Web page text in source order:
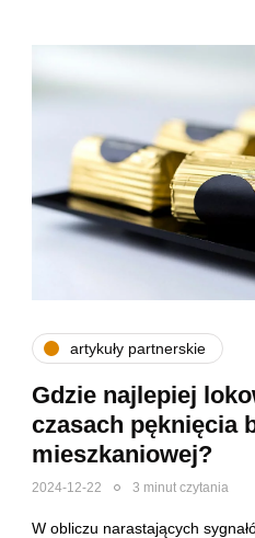
artykuły partnerskie
Gdzie najlepiej
czasach pęknięcia
mieszkaniowej?
2024-12-22 3 minut czytania
W obliczu narastających